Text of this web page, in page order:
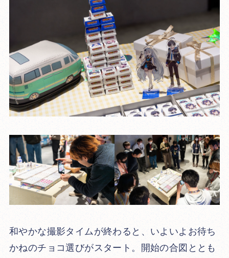
和やかな撮影タイムが終わると、いよいよお待ち
かねのチョコ選びがスタート。開始の合図ととも